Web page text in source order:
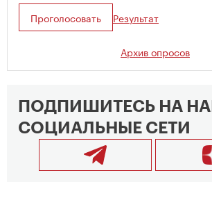
Проголосовать Результат
Архив опросов
ПОДПИШИТЕСЬ НА
СОЦИАЛЬНЫЕ СЕТИ